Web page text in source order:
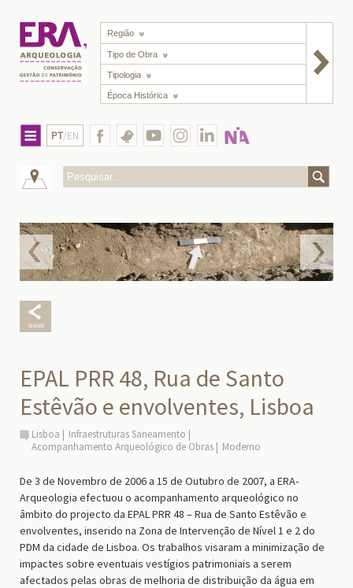
Região
Tipo de Obra
Tipologia
Época Histórica
PT/EN
EPAL PRR 48, Rua de Santo
Estêvão e envolventes, Lisboa
Lisboa
Infraestruturas Saneamento
Acompanhamento Arqueológico de Obras
Moderno
De 3 de Novembro de 2006 a 15 de Outubro de 2007, a ERA-
Arqueologia efectuou o acompanhamento arqueológico no
âmbito do projecto da EPAL PRR 48 – Rua de Santo Estêvão e
envolventes, inserido na Zona de Intervenção de Nível 1 e 2 do
PDM da cidade de Lisboa. Os trabalhos visaram a minimização de
impactes sobre eventuais vestígios patrimoniais a serem
afectados pelas obras de melhoria de distribuição da água em